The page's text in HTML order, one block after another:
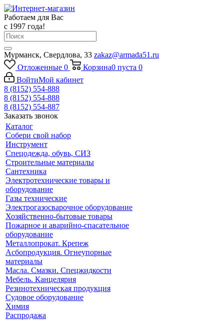
Работаем для Вас
с 1997 года!
Мурманск, Свердлова, 33 zakaz@armada51.ru
Отложенные 0 Корзина0 пуста 0
ВойтиМой кабинет
8 (8152) 554-888
8 (8152) 554-888
8 (8152) 554-887
Заказать звонок
Каталог
Собери свой набор
Инструмент
Спецодежда, обувь, СИЗ
Строительные материалы
Сантехника
Электротехнические товары и
оборудование
Газы технические
Электрогазосварочное оборудование
Хозяйственно-бытовые товары
Пожарное и аварийно-спасательное
оборудование
Металлопрокат. Крепеж
Асбопродукция. Огнеупорные
материалы
Масла. Смазки. Спецжидкости
Мебель. Канцелярия
Резинотехническая продукция
Судовое оборудование
Химия
Распродажа